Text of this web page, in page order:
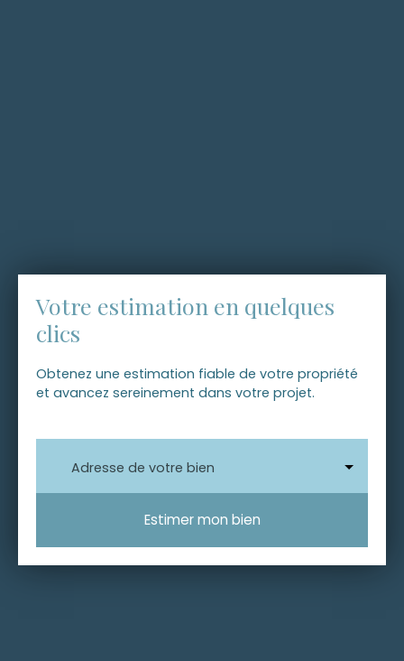
Votre estimation en quelques
clics
Obtenez une estimation fiable de votre propriété
et avancez sereinement dans votre projet.
Adresse de votre bien
Estimer mon bien